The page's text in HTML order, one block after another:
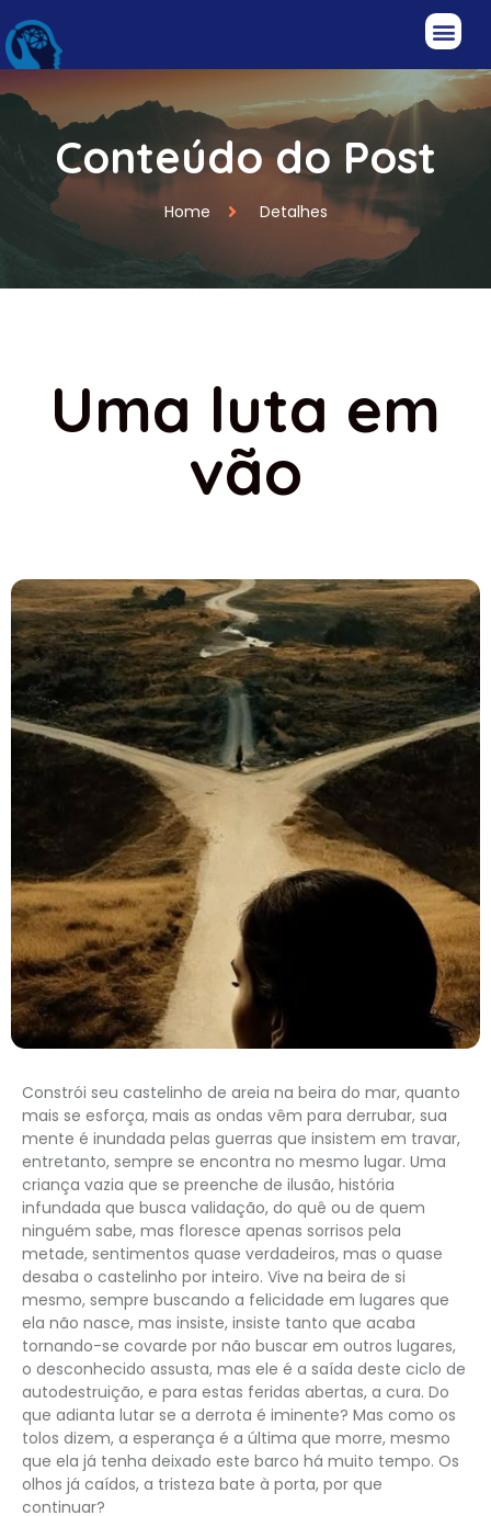
Conteúdo do Post
Home Detalhes
Uma luta em
vão
Constrói seu castelinho de areia na beira do mar, quanto
mais se esforça, mais as ondas vêm para derrubar, sua
mente é inundada pelas guerras que insistem em travar,
entretanto, sempre se encontra no mesmo lugar. Uma
criança vazia que se preenche de ilusão, história
infundada que busca validação, do quê ou de quem
ninguém sabe, mas floresce apenas sorrisos pela
metade, sentimentos quase verdadeiros, mas o quase
desaba o castelinho por inteiro. Vive na beira de si
mesmo, sempre buscando a felicidade em lugares que
ela não nasce, mas insiste, insiste tanto que acaba
tornando-se covarde por não buscar em outros lugares,
o desconhecido assusta, mas ele é a saída deste ciclo de
autodestruição, e para estas feridas abertas, a cura. Do
que adianta lutar se a derrota é iminente? Mas como os
tolos dizem, a esperança é a última que morre, mesmo
que ela já tenha deixado este barco há muito tempo. Os
olhos já caídos, a tristeza bate à porta, por que
continuar?